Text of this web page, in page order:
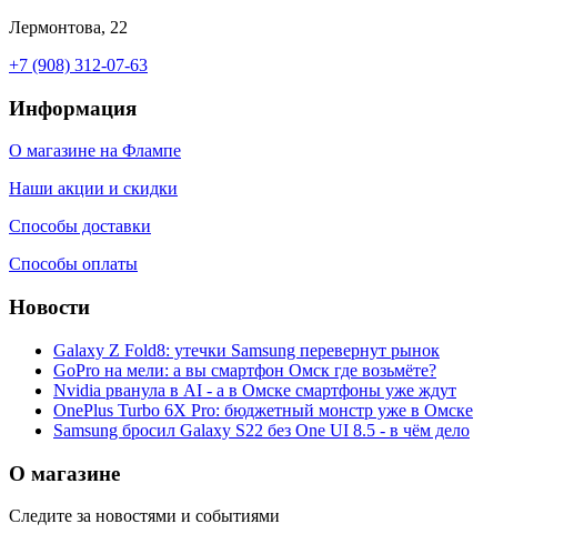
Лермонтова, 22
+7 (908) 312-07-63
Информация
О магазине на Флампе
Наши акции и скидки
Способы доставки
Способы оплаты
Новости
Galaxy Z Fold8: утечки Samsung перевернут рынок
GoPro на мели: а вы смартфон Омск где возьмёте?
Nvidia рванула в AI - а в Омске смартфоны уже ждут
OnePlus Turbo 6X Pro: бюджетный монстр уже в Омске
Samsung бросил Galaxy S22 без One UI 8.5 - в чём дело
О магазине
Следите за новостями и событиями